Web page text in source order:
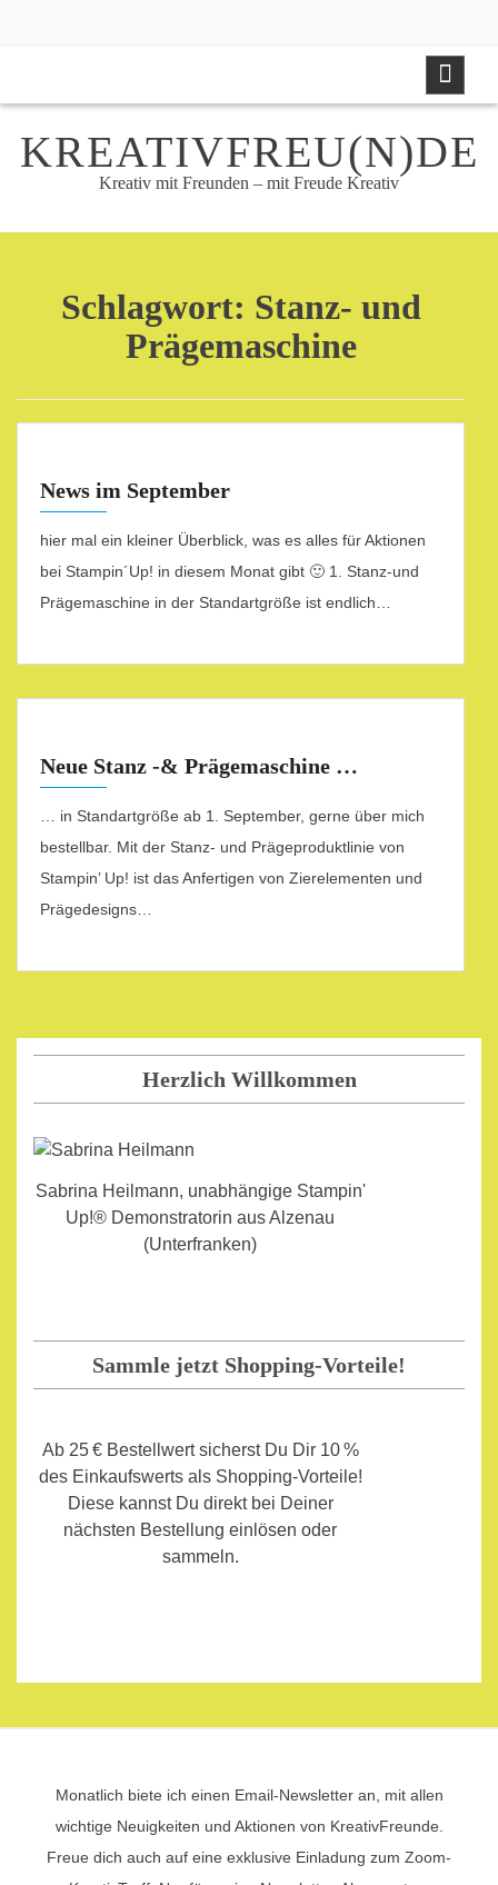
KREATIVFREU(N)DE
Kreativ mit Freunden – mit Freude Kreativ
Schlagwort: Stanz- und
Prägemaschine
News im September
hier mal ein kleiner Überblick, was es alles für Aktionen
bei Stampin´Up! in diesem Monat gibt 🙂 1. Stanz-und
Prägemaschine in der Standartgröße ist endlich…
Neue Stanz -& Prägemaschine …
… in Standartgröße ab 1. September, gerne über mich
bestellbar. Mit der Stanz- und Prägeproduktlinie von
Stampin’ Up! ist das Anfertigen von Zierelementen und
Prägedesigns…
Herzlich Willkommen
Sabrina Heilmann, unabhängige Stampin'
Up!® Demonstratorin aus Alzenau
(Unterfranken)
Sammle jetzt Shopping-Vorteile!
Ab 25 € Bestellwert sicherst Du Dir 10 %
des Einkaufswerts als Shopping-Vorteile!
Diese kannst Du direkt bei Deiner
nächsten Bestellung einlösen oder
sammeln.
Monatlich biete ich einen Email-Newsletter an, mit allen
wichtige Neuigkeiten und Aktionen von KreativFreunde.
Freue dich auch auf eine exklusive Einladung zum Zoom-